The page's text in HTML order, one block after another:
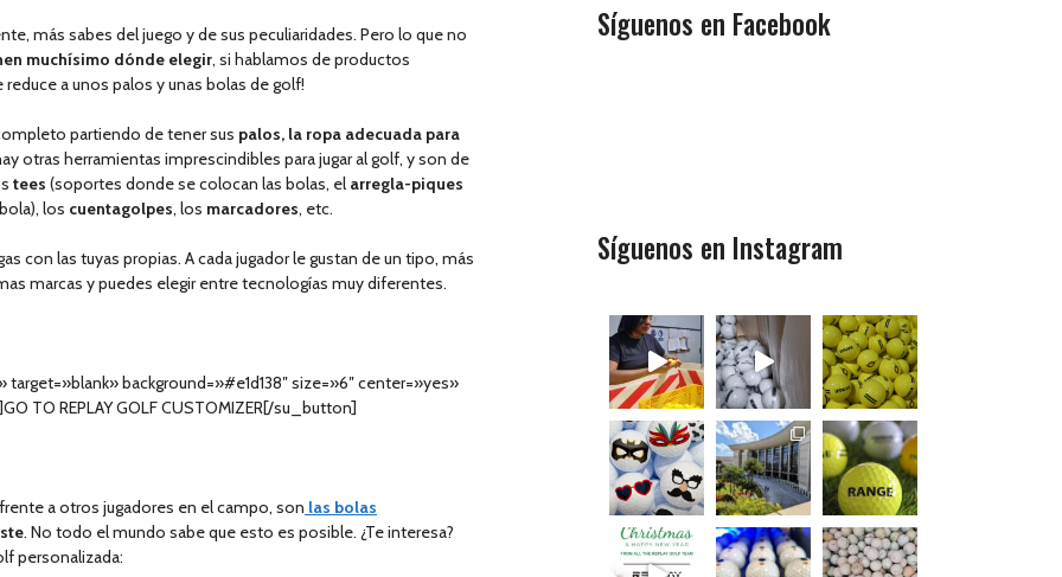
más sabes del juego y de sus peculiaridades. Pero lo que no
muchísimo dónde elegir, si hablamos de productos
a unos palos y unas bolas de golf!
partiendo de tener sus palos, la ropa adecuada para
otras herramientas imprescindibles para jugar al golf, y son de
tees (soportes donde se colocan las bolas, el arregla-piques
los cuentagolpes, los marcadores, etc.
con las tuyas propias. A cada jugador le gustan de un tipo, más
marcas y puedes elegir entre tecnologías muy diferentes.
background=»#e1d138″ size=»6″ center=»yes»
TO REPLAY GOLF CUSTOMIZER[/su_button]
a otros jugadores en el campo, son las bolas
. No todo el mundo sabe que esto es posible. ¿Te interesa?
personalizada:
Síguenos en Facebook
Síguenos en Instagram